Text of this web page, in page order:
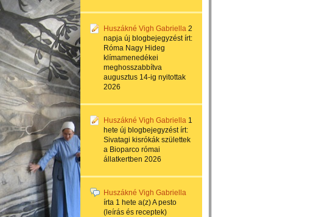
Huszákné Vigh Gabriella 2
napja új blogbejegyzést írt:
Róma Nagy Hideg
klímamenedékei
meghosszabbítva
augusztus 14-ig nyitottak
2026
Huszákné Vigh Gabriella 1
hete új blogbejegyzést írt:
Sivatagi kisrókák születtek
a Bioparco római
állatkertben 2026
Huszákné Vigh Gabriella
írta 1 hete a(z)A pesto
(leírás és receptek)